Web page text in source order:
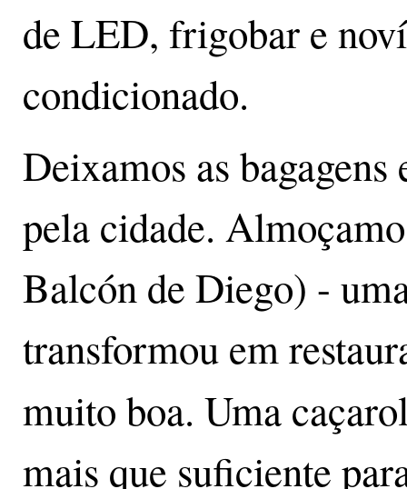
de LED, frigobar e
condicionado.
Deixamos as
pela cidade.
Balcón de Diego) -
transformou em
muito boa. Uma
mais que suficiente